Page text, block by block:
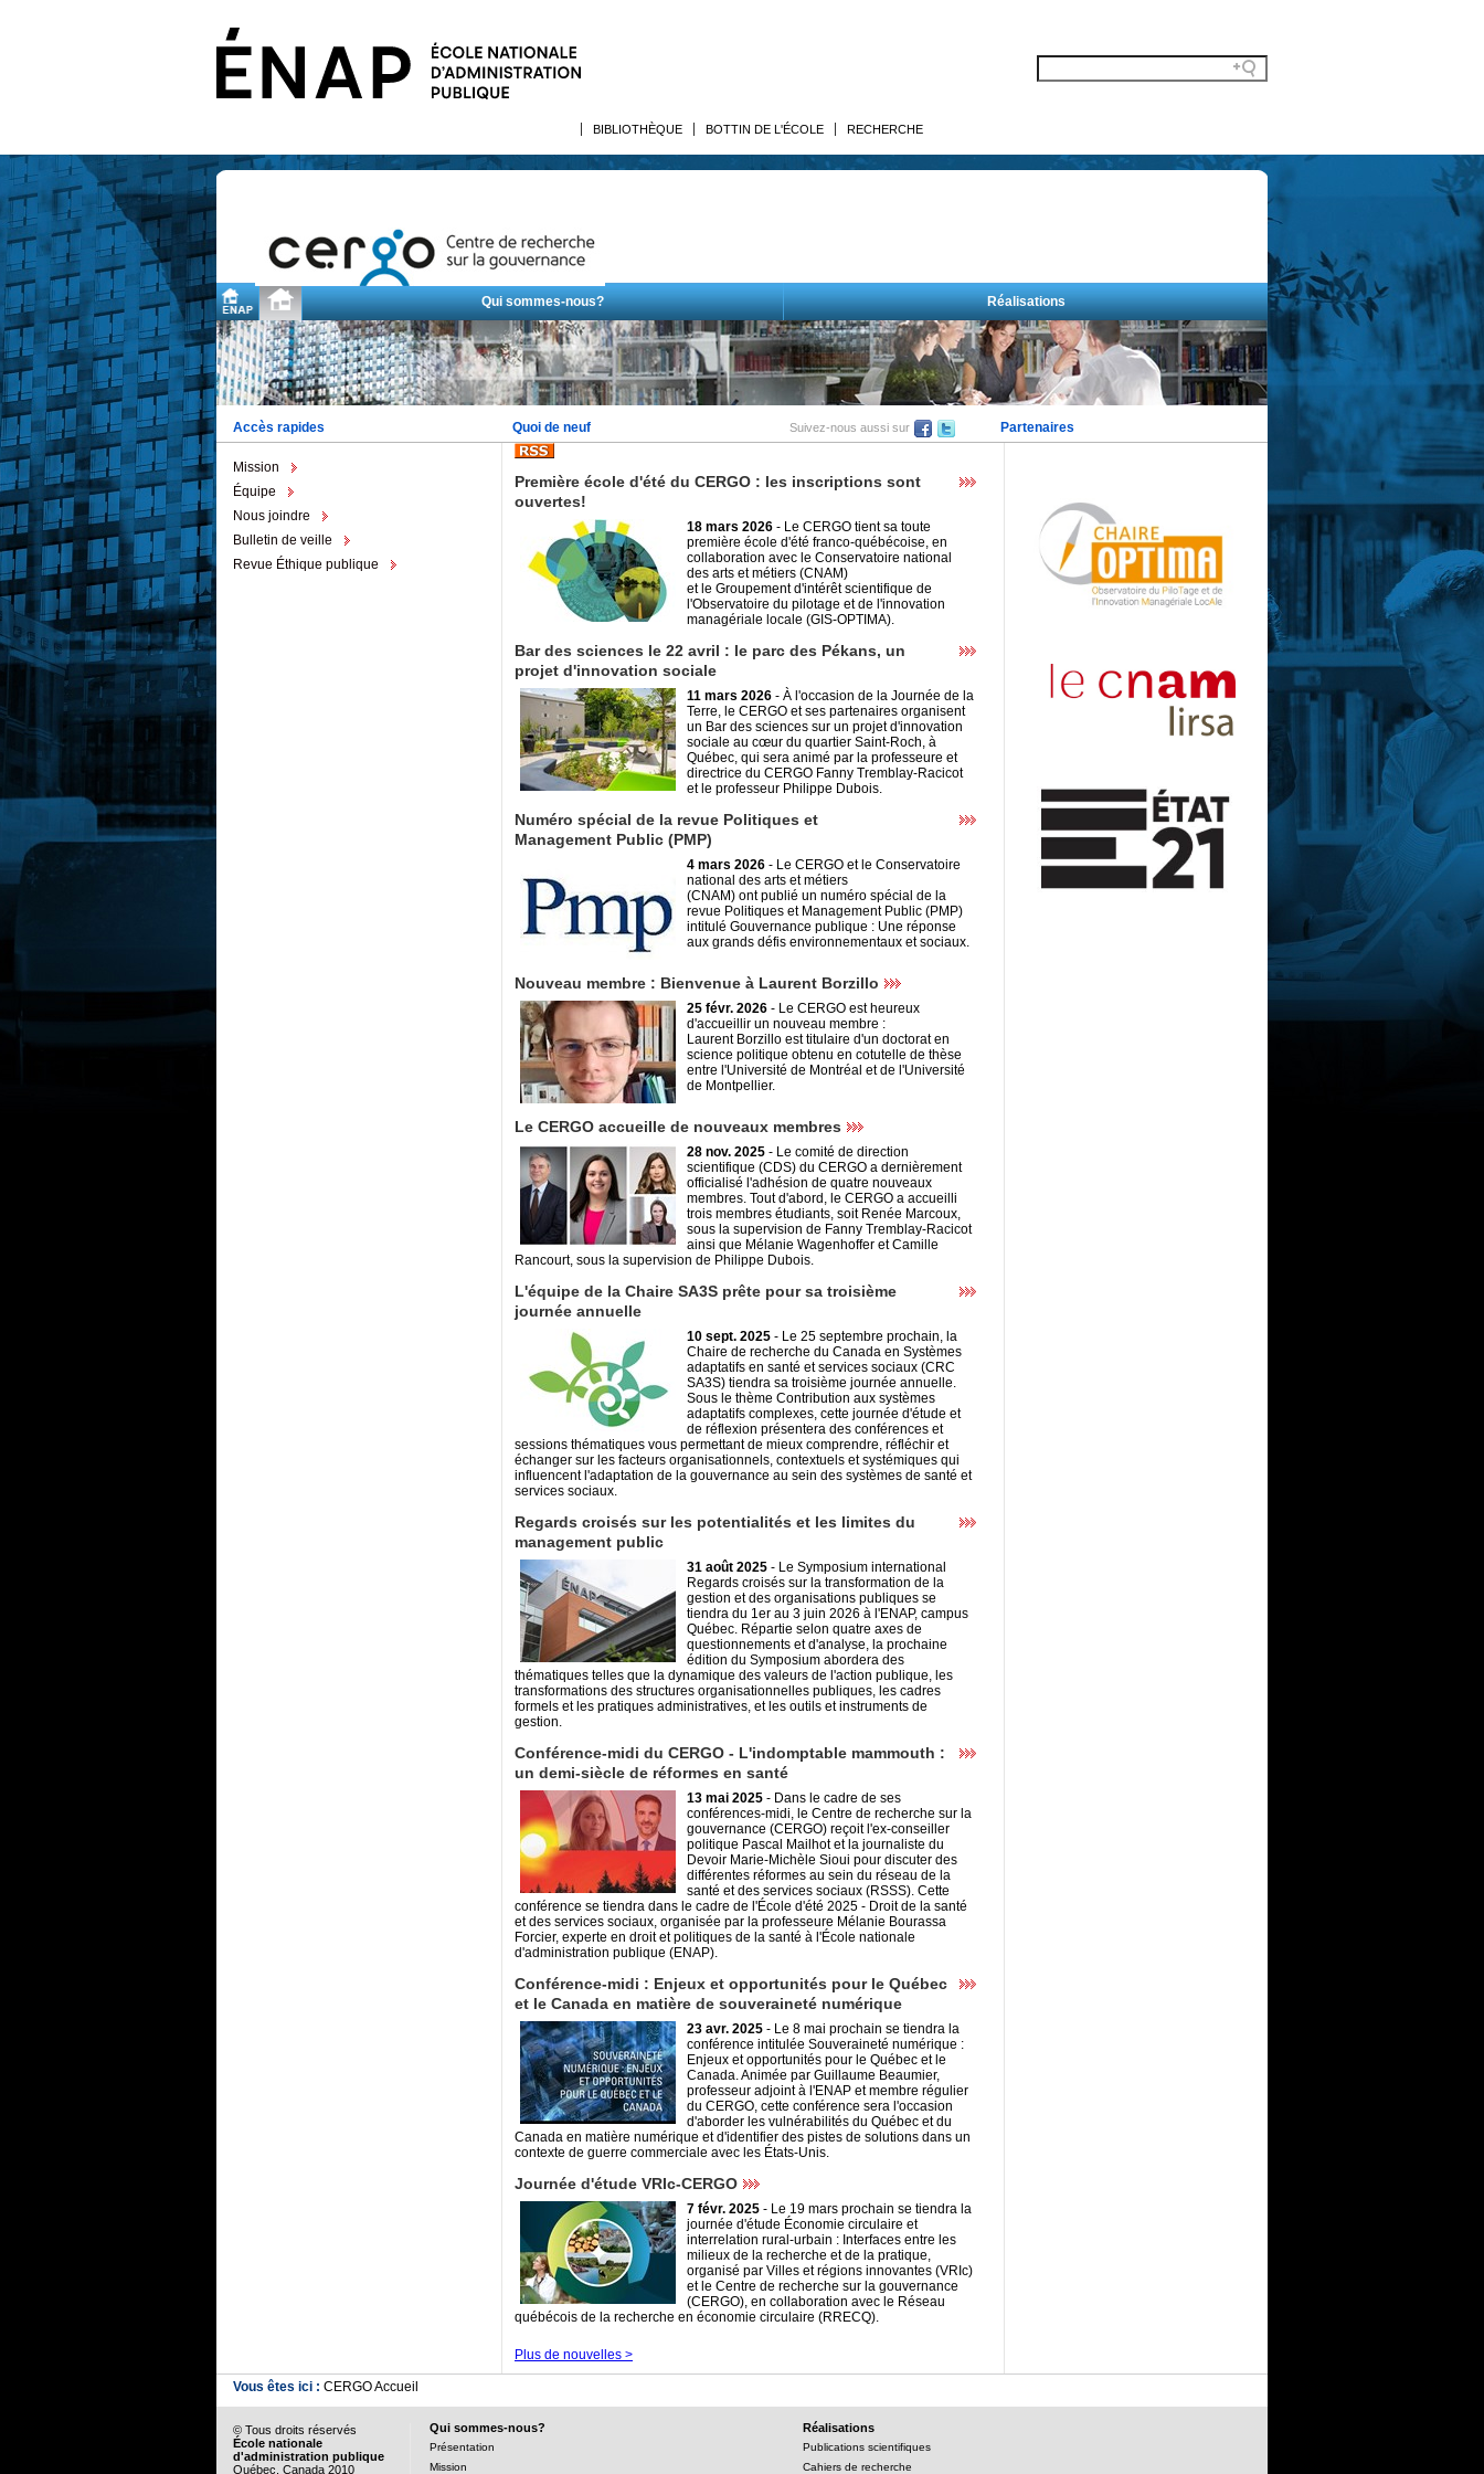
BIBLIOTHÈQUE BOTTIN DE L'ÉCOLE RECHERCHE
Qui sommes-nous? Réalisations
Partenaires
Accès rapides Suivez-nous aussi sur
Quoi de neuf
Mission
Équipe
Nous joindre
Bulletin de veille
Revue Éthique publique
Première école d'été du CERGO : les inscriptions sont
ouvertes!
18 mars 2026 - Le CERGO tient sa toute
première école d'été franco-québécoise, en
collaboration avec le Conservatoire national
des arts et métiers (CNAM)
et le Groupement d'intérêt scientifique de
l'Observatoire du pilotage et de l'innovation
managériale locale (GIS-OPTIMA).
Bar des sciences le 22 avril : le parc des Pékans, un
projet d'innovation sociale
11 mars 2026 - À l'occasion de la Journée de la
Terre, le CERGO et ses partenaires organisent
un Bar des sciences sur un projet d'innovation
sociale au cœur du quartier Saint-Roch, à
Québec, qui sera animé par la professeure et
directrice du CERGO Fanny Tremblay-Racicot
et le professeur Philippe Dubois.
Numéro spécial de la revue Politiques et
Management Public (PMP)
4 mars 2026 - Le CERGO et le Conservatoire
national des arts et métiers
(CNAM) ont publié un numéro spécial de la
revue Politiques et Management Public (PMP)
intitulé Gouvernance publique : Une réponse
aux grands défis environnementaux et sociaux.
Nouveau membre : Bienvenue à Laurent Borzillo
25 févr. 2026 - Le CERGO est heureux
d'accueillir un nouveau membre :
Laurent Borzillo est titulaire d'un doctorat en
science politique obtenu en cotutelle de thèse
entre l'Université de Montréal et de l'Université
de Montpellier.
Le CERGO accueille de nouveaux membres
28 nov. 2025 - Le comité de direction
scientifique (CDS) du CERGO a dernièrement
officialisé l'adhésion de quatre nouveaux
membres. Tout d'abord, le CERGO a accueilli
trois membres étudiants, soit Renée Marcoux,
sous la supervision de Fanny Tremblay-Racicot
ainsi que Mélanie Wagenhoffer et Camille
Rancourt, sous la supervision de Philippe Dubois.
L'équipe de la Chaire SA3S prête pour sa troisième
journée annuelle
10 sept. 2025 - Le 25 septembre prochain, la
Chaire de recherche du Canada en Systèmes
adaptatifs en santé et services sociaux (CRC
SA3S) tiendra sa troisième journée annuelle.
Sous le thème Contribution aux systèmes
adaptatifs complexes, cette journée d'étude et
de réflexion présentera des conférences et
sessions thématiques vous permettant de mieux comprendre, réfléchir et
échanger sur les facteurs organisationnels, contextuels et systémiques qui
influencent l'adaptation de la gouvernance au sein des systèmes de santé et
services sociaux.
Regards croisés sur les potentialités et les limites du
management public
31 août 2025 - Le Symposium international
Regards croisés sur la transformation de la
gestion et des organisations publiques se
tiendra du 1er au 3 juin 2026 à l'ENAP, campus
Québec. Répartie selon quatre axes de
questionnements et d'analyse, la prochaine
édition du Symposium abordera des
thématiques telles que la dynamique des valeurs de l'action publique, les
transformations des structures organisationnelles publiques, les cadres
formels et les pratiques administratives, et les outils et instruments de
gestion.
Conférence-midi du CERGO - L'indomptable mammouth :
un demi-siècle de réformes en santé
13 mai 2025 - Dans le cadre de ses
conférences-midi, le Centre de recherche sur la
gouvernance (CERGO) reçoit l'ex-conseiller
politique Pascal Mailhot et la journaliste du
Devoir Marie-Michèle Sioui pour discuter des
différentes réformes au sein du réseau de la
santé et des services sociaux (RSSS). Cette
conférence se tiendra dans le cadre de l'École d'été 2025 - Droit de la santé
et des services sociaux, organisée par la professeure Mélanie Bourassa
Forcier, experte en droit et politiques de la santé à l'École nationale
d'administration publique (ENAP).
Conférence-midi : Enjeux et opportunités pour le Québec
et le Canada en matière de souveraineté numérique
23 avr. 2025 - Le 8 mai prochain se tiendra la
conférence intitulée Souveraineté numérique :
Enjeux et opportunités pour le Québec et le
Canada. Animée par Guillaume Beaumier,
professeur adjoint à l'ENAP et membre régulier
du CERGO, cette conférence sera l'occasion
d'aborder les vulnérabilités du Québec et du
Canada en matière numérique et d'identifier des pistes de solutions dans un
contexte de guerre commerciale avec les États-Unis.
Journée d'étude VRIc-CERGO
7 févr. 2025 - Le 19 mars prochain se tiendra la
journée d'étude Économie circulaire et
interrelation rural-urbain : Interfaces entre les
milieux de la recherche et de la pratique,
organisé par Villes et régions innovantes (VRIc)
et le Centre de recherche sur la gouvernance
(CERGO), en collaboration avec le Réseau
québécois de la recherche en économie circulaire (RRECQ).
Plus de nouvelles >
Vous êtes ici : CERGO Accueil
© Tous droits réservés
École nationale
d'administration publique
Québec, Canada 2010
Qui sommes-nous?
Présentation
Mission
Réalisations
Publications scientifiques
Cahiers de recherche